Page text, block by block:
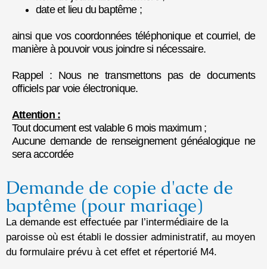
date et lieu du baptême ;
ainsi que vos coordonnées téléphonique et courriel, de
manière à pouvoir vous joindre si nécessaire.
Rappel : Nous ne transmettons pas de documents
officiels par voie électronique.
Attention :
Tout document est valable 6 mois maximum ;
Aucune demande de renseignement généalogique ne
sera accordée
Demande de copie d'acte de
baptême (pour mariage)
La demande est effectuée par l’intermédiaire de la
paroisse où est établi le dossier administratif, au moyen
du formulaire prévu à cet effet et répertorié M4.